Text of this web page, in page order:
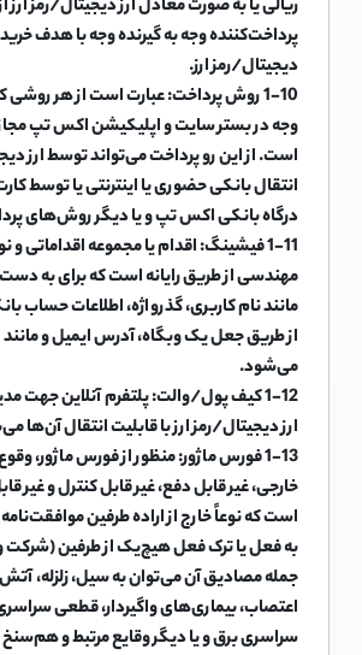
ریالی یا به صورت معادل ارز دیجیتال/رمز
پرداخت‌کننده وجه به گیرنده وجه با هدف خرید
دیجیتال/رمز ارز.
1-10 روش پرداخت: عبارت است از هر روشی
وجه در بستر سایت و اپلیکیشن اکس تپ
است. از این رو پرداخت می‌تواند توسط ارز
انتقال بانکی حضوری یا اینترنتی یا توسط
درگاه بانکی اکس تپ و یا دیگر روش‌های
1-11 فیشینگ: اقدام یا مجموعه اقداماتی و
مهندسی از طریق رایانه است که برای به دست
مانند نام کاربری، گذرواژه، اطلاعات حساب
از طریق جعل یک وبگاه، آدرس ایمیل و مانند
می‌شود.
1-12 کیف پول/والت: پلتفرم آنلاین جهت
ارز دیجیتال/رمز ارز با قابلیت انتقال آن‌ها
1-13 فورس ماژور: منظور از فورس ماژور،
خارجی، غیر قابل دفع، غیر قابل کنترل و غیر
است که نوعاً خارج از اراده طرفین
به فعل یا ترک فعل هیچ‌یک از طرفین (شرکت و
جمله مصادیق آن می‌توان به سیل، زلزله،
اعتصاب، بیماری‌های واگیردار، قطعی
سراسری برق و یا دیگر وقایع مرتبط و